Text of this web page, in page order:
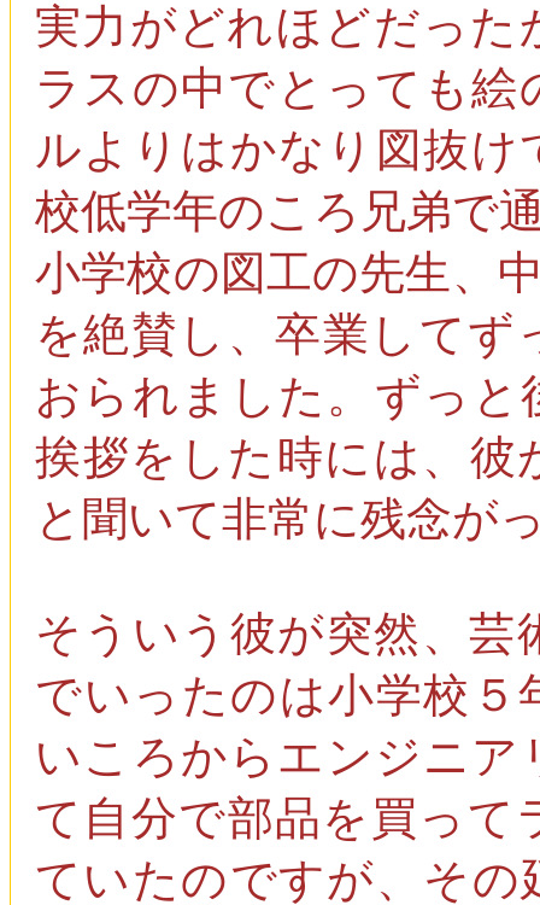
実力がどれほどだった
ラスの中でとっても
ルよりはかなり図抜
校低学年のころ兄弟で
小学校の図工の先生、
を絶賛し、卒業して
おられました。ずっ
挨拶をした時には、彼
と聞いて非常に残念が
そういう彼が突然、
でいったのは小学校
いころからエンジニ
て自分で部品を買って
ていたのですが、その